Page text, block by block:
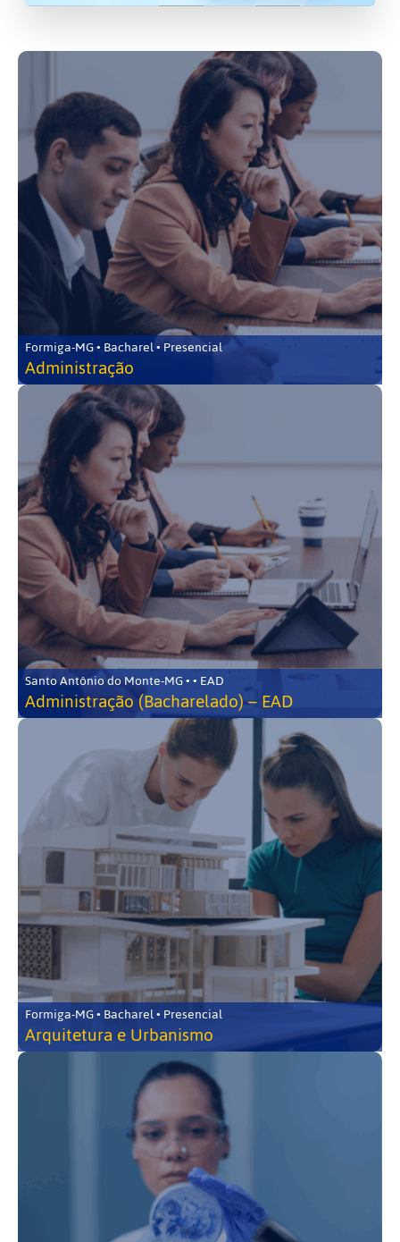
Formiga-MG • Bacharel • Presencial
Administração
Santo Antônio do Monte-MG • • EAD
Administração (Bacharelado) – EAD
Formiga-MG • Bacharel • Presencial
Arquitetura e Urbanismo